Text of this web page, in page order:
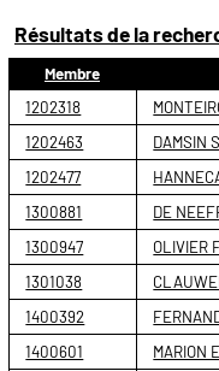
Résultats de la
Membre
1202318
1202463
DAMSIN
1202477
1300881
DE
1300947
OLIVIER
1301038
1400392
1400601
MARION